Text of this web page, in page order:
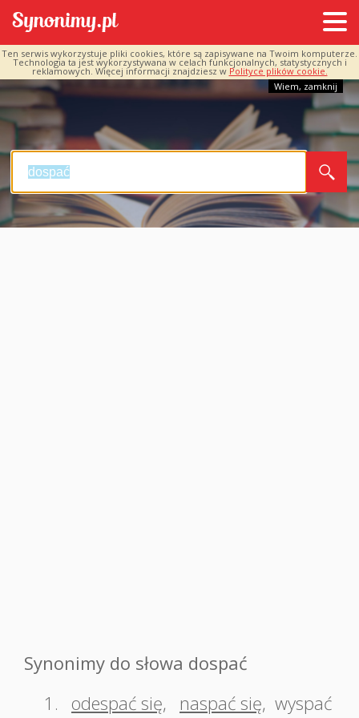
Ten serwis wykorzystuje pliki cookies, które są zapisywane na Twoim komputerze.
Technologia ta jest wykorzystywana w celach funkcjonalnych, statystycznych i
reklamowych. Więcej informacji znajdziesz w Polityce plików cookie.
Wiem, zamknij
Synonimy do słowa dospać
1.
odespać się, naspać się, wyspać